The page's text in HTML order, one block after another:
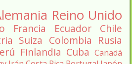
Reino Unido
Francia Ecuador
Chile
Suiza Colombia Rusia
Finlandia Cuba Canadá